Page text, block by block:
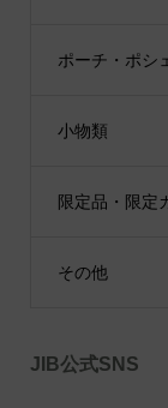
ポーチ・ポシ
小物類
限定品・限定
その他
JIB公式SNS